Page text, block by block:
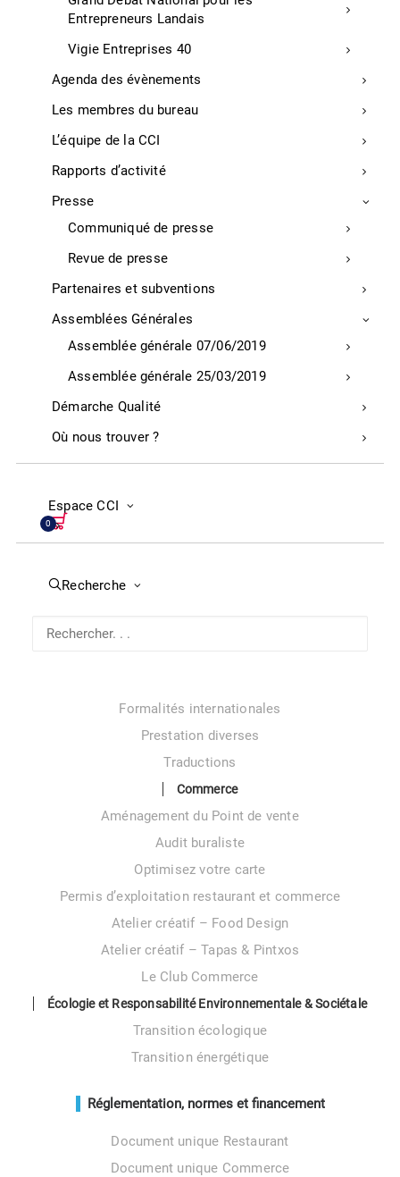
Entrepreneurs Landais
Vigie Entreprises 40
Agenda des évènements
Les membres du bureau
L’équipe de la CCI
Rapports d’activité
Presse
Communiqué de presse
Revue de presse
Partenaires et subventions
Assemblées Générales
Assemblée générale 07/06/2019
Assemblée générale 25/03/2019
Démarche Qualité
Où nous trouver ?
Espace CCI
0
Recherche
Numérique
Signature électronique Chambersign
Diagnostic numérique TPE
Diagnostic Numérique Commerce
Services
Service à la personne
analyse
Industrie
Formalités internationales
Prestation diverses
Traductions
Commerce
Aménagement du Point de vente
Audit buraliste
Optimisez votre carte
Permis d’exploitation restaurant et commerce
Atelier créatif – Food Design
Atelier créatif – Tapas & Pintxos
Le Club Commerce
Écologie et Responsabilité Environnementale & Sociétale
Transition écologique
Transition énergétique
Réglementation, normes et financement
Document unique Restaurant
Document unique Commerce